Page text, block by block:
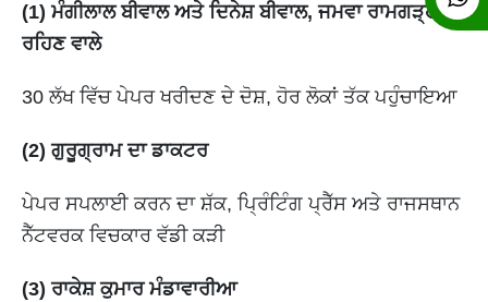
(1) ਮੰਗੀਲਾਲ ਬੀਵਾਲ ਅਤੇ ਦਿਨੇਸ਼ ਬੀਵਾਲ, ਜਮਵਾ ਰਾਮਗੜ੍ਹ ਦੇ
ਰਹਿਣ ਵਾਲੇ
30 ਲੱਖ ਵਿੱਚ ਪੇਪਰ ਖਰੀਦਣ ਦੇ ਦੋਸ਼, ਹੋਰ ਲੋਕਾਂ ਤੱਕ ਪਹੁੰਚਾਇਆ
(2) ਗੁਰੂਗ੍ਰਾਮ ਦਾ ਡਾਕਟਰ
ਪੇਪਰ ਸਪਲਾਈ ਕਰਨ ਦਾ ਸ਼ੱਕ, ਪ੍ਰਿੰਟਿੰਗ ਪ੍ਰੈੱਸ ਅਤੇ ਰਾਜਸਥਾਨ
ਨੈੱਟਵਰਕ ਵਿਚਕਾਰ ਵੱਡੀ ਕੜੀ
(3) ਰਾਕੇਸ਼ ਕੁਮਾਰ ਮੰਡਾਵਾਰੀਆ